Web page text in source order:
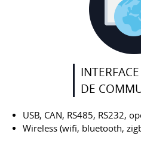
INTERFACE
DE
USB, CAN, RS485, RS232,
Wireless (wifi, bluetooth,